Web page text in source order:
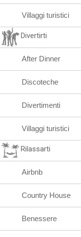
Villaggi turistici
Divertirti
After Dinner
Discoteche
Divertimenti
Villaggi turistici
Rilassarti
Airbnb
Country House
Benessere